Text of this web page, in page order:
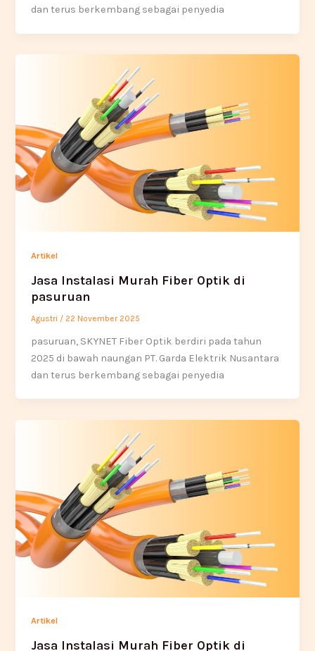
dan terus berkembang sebagai penyedia
Artikel
Jasa Instalasi Murah Fiber Optik di
pasuruan
Agustri / 22 November 2025
pasuruan, SKYNET Fiber Optik berdiri pada tahun
2025 di bawah naungan PT. Garda Elektrik Nusantara
dan terus berkembang sebagai penyedia
Artikel
Jasa Instalasi Murah Fiber Optik di